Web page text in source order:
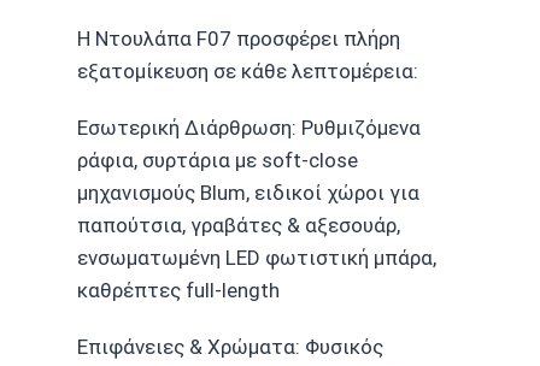
Η Ντουλάπα F07 προσφέρει πλήρη
εξατομίκευση σε κάθε λεπτομέρεια:
Εσωτερική Διάρθρωση: Ρυθμιζόμενα
ράφια, συρτάρια με soft-close
μηχανισμούς Blum, ειδικοί χώροι για
παπούτσια, γραβάτες & αξεσουάρ,
ενσωματωμένη LED φωτιστική μπάρα,
καθρέπτες full-length
Επιφάνειες & Χρώματα: Φυσικός